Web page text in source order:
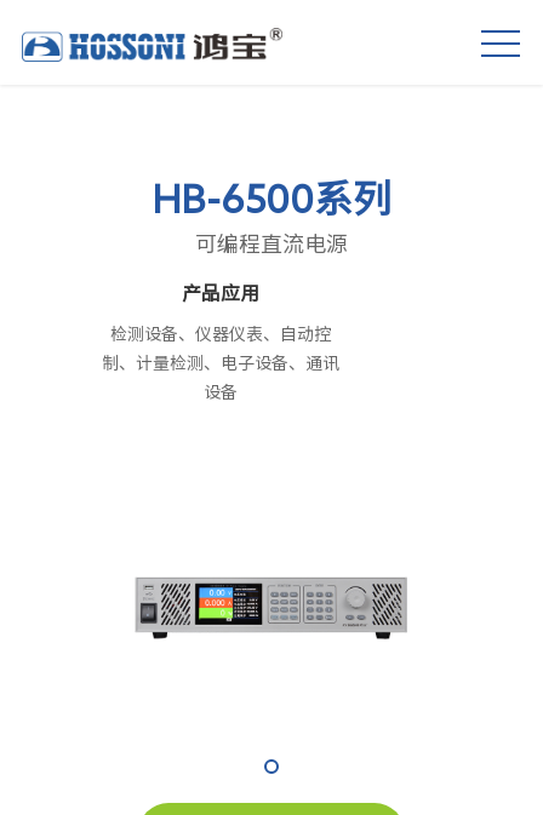
HB-6500系列
可编程直流电源
产品应用
检测设备、仪器仪表、自动控
制、计量检测、电子设备、通讯
设备